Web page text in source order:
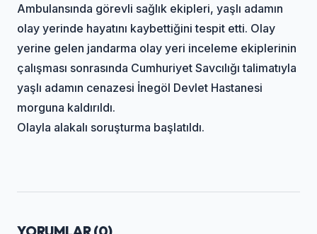
Ambulansında görevli sağlık ekipleri, yaşlı adamın
olay yerinde hayatını kaybettiğini tespit etti. Olay
yerine gelen jandarma olay yeri inceleme ekiplerinin
çalışması sonrasında Cumhuriyet Savcılığı talimatıyla
yaşlı adamın cenazesi İnegöl Devlet Hastanesi
morguna kaldırıldı.
Olayla alakalı soruşturma başlatıldı.